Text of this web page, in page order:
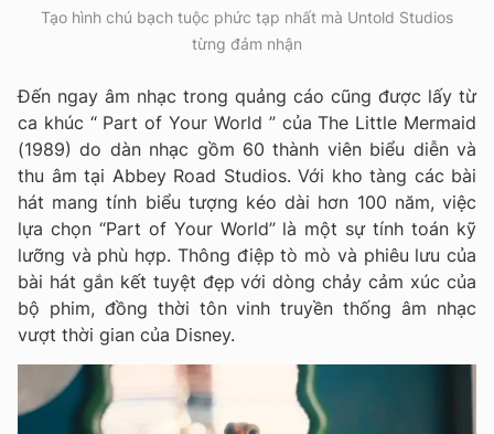
Tạo hình chú bạch tuộc phức tạp nhất mà Untold Studios
từng đảm nhận
Đến ngay âm nhạc trong quảng cáo cũng được lấy từ
ca khúc “ Part of Your World ” của The Little Mermaid
(1989) do dàn nhạc gồm 60 thành viên biểu diễn và
thu âm tại Abbey Road Studios. Với kho tàng các bài
hát mang tính biểu tượng kéo dài hơn 100 năm, việc
lựa chọn “Part of Your World” là một sự tính toán kỹ
lưỡng và phù hợp. Thông điệp tò mò và phiêu lưu của
bài hát gắn kết tuyệt đẹp với dòng chảy cảm xúc của
bộ phim, đồng thời tôn vinh truyền thống âm nhạc
vượt thời gian của Disney.